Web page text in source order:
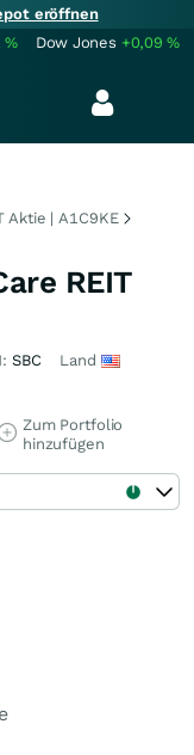
eröffnen
% Dow Jones +0,09%
Aktie | A1C9KE
REIT
SBC Land
Zum Portfolio
hinzufügen